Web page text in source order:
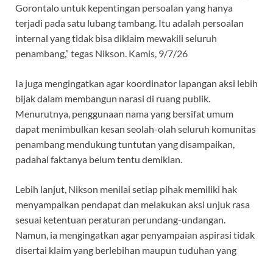
Gorontalo untuk kepentingan persoalan yang hanya
terjadi pada satu lubang tambang. Itu adalah persoalan
internal yang tidak bisa diklaim mewakili seluruh
penambang,” tegas Nikson. Kamis, 9/7/26
Ia juga mengingatkan agar koordinator lapangan aksi lebih
bijak dalam membangun narasi di ruang publik.
Menurutnya, penggunaan nama yang bersifat umum
dapat menimbulkan kesan seolah-olah seluruh komunitas
penambang mendukung tuntutan yang disampaikan,
padahal faktanya belum tentu demikian.
Lebih lanjut, Nikson menilai setiap pihak memiliki hak
menyampaikan pendapat dan melakukan aksi unjuk rasa
sesuai ketentuan peraturan perundang-undangan.
Namun, ia mengingatkan agar penyampaian aspirasi tidak
disertai klaim yang berlebihan maupun tuduhan yang